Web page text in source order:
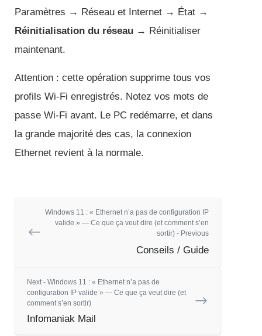
Paramètres → Réseau et Internet → État →
Réinitialisation du réseau → Réinitialiser
maintenant.
Attention : cette opération supprime tous vos
profils Wi-Fi enregistrés. Notez vos mots de
passe Wi-Fi avant. Le PC redémarre, et dans
la grande majorité des cas, la connexion
Ethernet revient à la normale.
Windows 11 : « Ethernet n’a pas de configuration IP
valide » — Ce que ça veut dire (et comment s’en
sortir) - Previous
Conseils / Guide
Next - Windows 11 : « Ethernet n’a pas de
configuration IP valide » — Ce que ça veut dire (et
comment s’en sortir)
Infomaniak Mail